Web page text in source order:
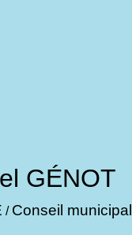
GÉNOT
/ Conseil municipal